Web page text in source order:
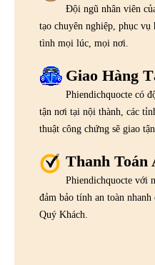
Đội ngũ nhân viên
tạo chuyên nghiệp, phục
tình mọi lúc, mọi nơi.
Giao Hàng
Phiendichquocte có
tận nơi tại nội thành, các
thuật công chứng sẽ giao
Thanh Toán
Phiendichquocte với
đảm bảo tính an toàn
Quý Khách.